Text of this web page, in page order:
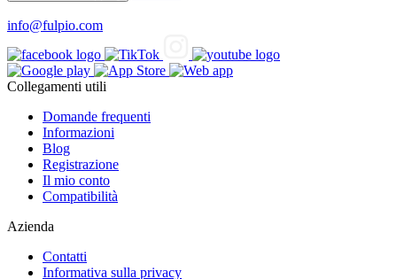
info@fulpio.com
Collegamenti utili
Domande frequenti
Informazioni
Blog
Registrazione
Il mio conto
Compatibilità
Azienda
Contatti
Informativa sulla privacy